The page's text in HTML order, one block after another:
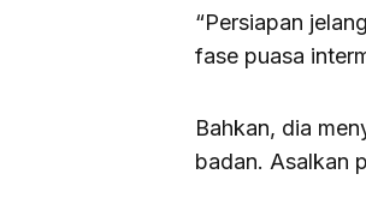
“Persiapan
fase puasa
Bahkan, dia
badan. Asalkan